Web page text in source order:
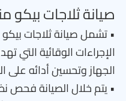
صيانة ثلاجات بيكو
• تشمل صيانة ثلاجات
الإجراءات الوقائية
الجهاز وتحسين أدائه على
• يتم خلال الصيانة فحص